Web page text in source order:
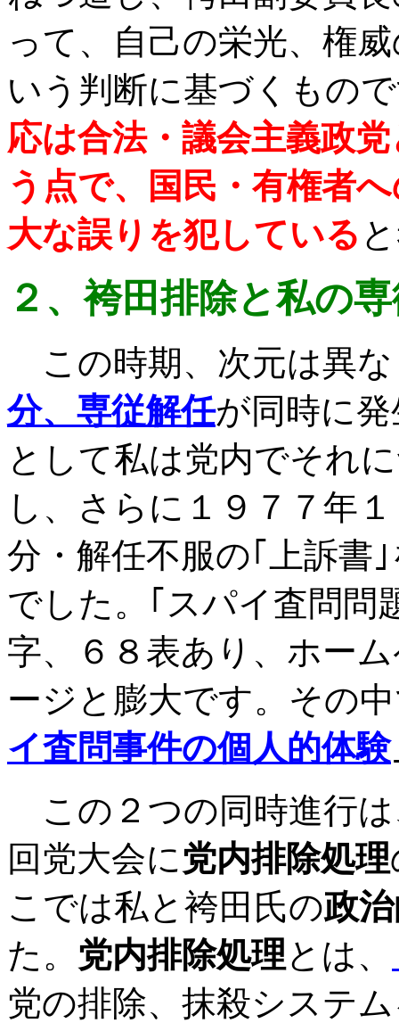
って、自己の栄光、権
いう判断に基づくもの
応は合法・議会主義政
う点で、国民・有権者
大な誤りを犯している
２、袴田排除と私の
この時期、次元は異
分、専従解任が同時に
として私は党内でそれ
し、さらに１９７７年
分・解任不服の｢上訴書
でした。｢スパイ査問問
字、６８表あり、ホー
ージと膨大です。その
イ査問事件の個人的体験
この２つの同時進行は
回党大会に党内排除処理
こでは私と袴田氏の政
た。 党内排除処理とは、
党の排除、抹殺システ